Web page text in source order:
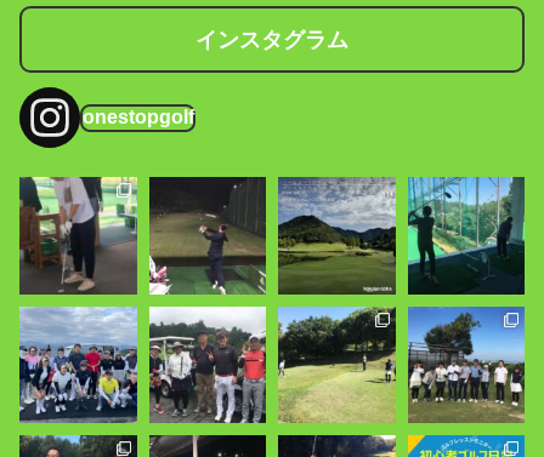
インスタグラム
onestopgolf